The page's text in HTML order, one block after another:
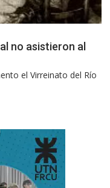
no asistieron al
el Virreinato del Río